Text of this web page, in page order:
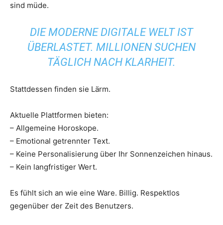
sind müde.
DIE MODERNE DIGITALE WELT IST
ÜBERLASTET. MILLIONEN SUCHEN
TÄGLICH NACH KLARHEIT.
Stattdessen finden sie Lärm.
Aktuelle Plattformen bieten:
– Allgemeine Horoskope.
– Emotional getrennter Text.
– Keine Personalisierung über Ihr Sonnenzeichen hinaus.
– Kein langfristiger Wert.
Es fühlt sich an wie eine Ware. Billig. Respektlos
gegenüber der Zeit des Benutzers.